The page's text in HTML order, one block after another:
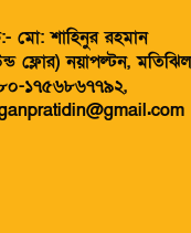
মো: শাহিনুর রহমান
ফ্লোর) নয়াপল্টন,
১৭৫৬৮৬৭৭৯২,